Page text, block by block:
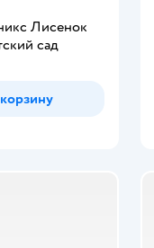
Лисенок
сад